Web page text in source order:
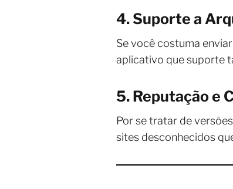
4. Suporte a
Se você costuma
aplicativo que suporte
5. Reputação e
Por se tratar de
sites desconhecidos